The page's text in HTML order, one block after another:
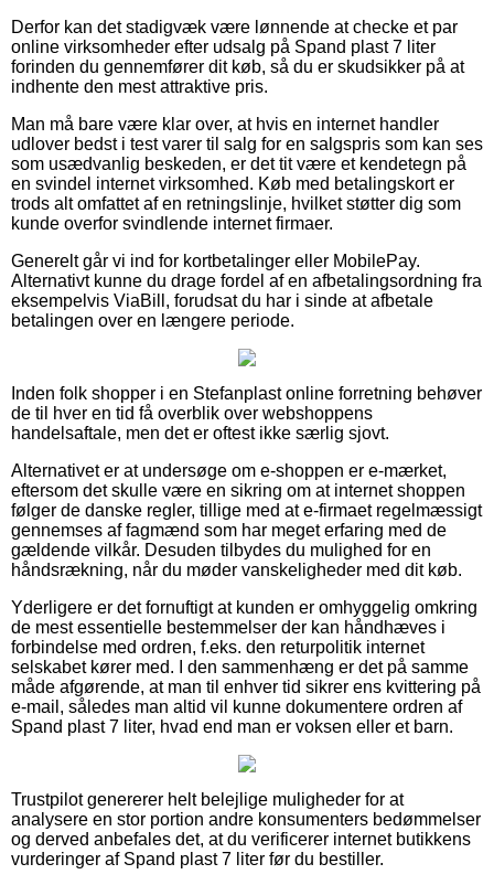
Derfor kan det stadigvæk være lønnende at checke et par
online virksomheder efter udsalg på Spand plast 7 liter
forinden du gennemfører dit køb, så du er skudsikker på at
indhente den mest attraktive pris.
Man må bare være klar over, at hvis en internet handler
udlover bedst i test varer til salg for en salgspris som kan ses
som usædvanlig beskeden, er det tit være et kendetegn på
en svindel internet virksomhed. Køb med betalingskort er
trods alt omfattet af en retningslinje, hvilket støtter dig som
kunde overfor svindlende internet firmaer.
Generelt går vi ind for kortbetalinger eller MobilePay.
Alternativt kunne du drage fordel af en afbetalingsordning fra
eksempelvis ViaBill, forudsat du har i sinde at afbetale
betalingen over en længere periode.
Inden folk shopper i en Stefanplast online forretning behøver
de til hver en tid få overblik over webshoppens
handelsaftale, men det er oftest ikke særlig sjovt.
Alternativet er at undersøge om e-shoppen er e-mærket,
eftersom det skulle være en sikring om at internet shoppen
følger de danske regler, tillige med at e-firmaet regelmæssigt
gennemses af fagmænd som har meget erfaring med de
gældende vilkår. Desuden tilbydes du mulighed for en
håndsrækning, når du møder vanskeligheder med dit køb.
Yderligere er det fornuftigt at kunden er omhyggelig omkring
de mest essentielle bestemmelser der kan håndhæves i
forbindelse med ordren, f.eks. den returpolitik internet
selskabet kører med. I den sammenhæng er det på samme
måde afgørende, at man til enhver tid sikrer ens kvittering på
e-mail, således man altid vil kunne dokumentere ordren af
Spand plast 7 liter, hvad end man er voksen eller et barn.
Trustpilot genererer helt belejlige muligheder for at
analysere en stor portion andre konsumenters bedømmelser
og derved anbefales det, at du verificerer internet butikkens
vurderinger af Spand plast 7 liter før du bestiller.